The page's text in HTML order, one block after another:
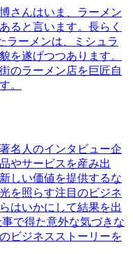
さんはいま、ラーメン
ると言います。長らく
ラーメンは、ミシュラ
を遂げつつあります。
のラーメン店を巨匠自
。
名人のインタビュー企
やサービスを産み出
しい価値を提供するな
を照らす注目のビジネ
はいかにして結果を出
で得た意外な気づきな
ビジネスストーリーを